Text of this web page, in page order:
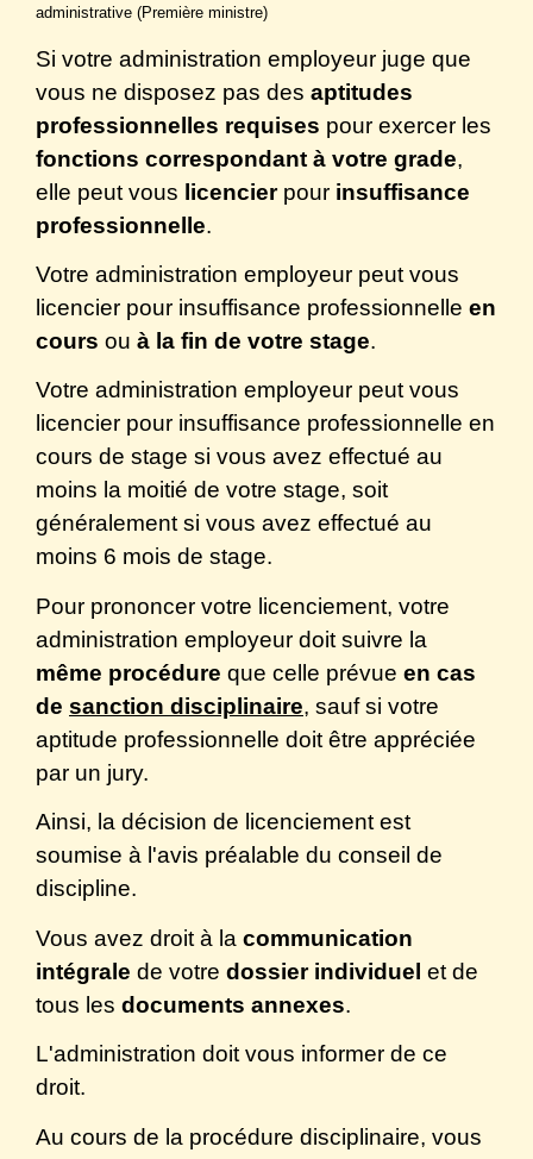
administrative (Première ministre)
Si votre administration employeur juge que
vous ne disposez pas des aptitudes
professionnelles requises pour exercer les
fonctions correspondant à votre grade,
elle peut vous licencierpour insuffisance
professionnelle.
Votre administration employeur peut vous
licencier pour insuffisance professionnelle en
cours ou à la fin de votre stage.
Votre administration employeur peut vous
licencier pour insuffisance professionnelle en
cours de stage si vous avez effectué au
moins la moitié de votre stage, soit
généralement si vous avez effectué au
moins 6 mois de stage.
Pour prononcer votre licenciement, votre
administration employeur doit suivre la
même procédure que celle prévue en cas
de sanction disciplinaire, sauf si votre
aptitude professionnelle doit être appréciée
par un jury.
Ainsi, la décision de licenciement est
soumise à l'avis préalable du conseil de
discipline.
Vous avez droit à la communication
intégrale de votre dossier individuel et de
tous les documents annexes.
L'administration doit vous informer de ce
droit.
Au cours de la procédure disciplinaire, vous